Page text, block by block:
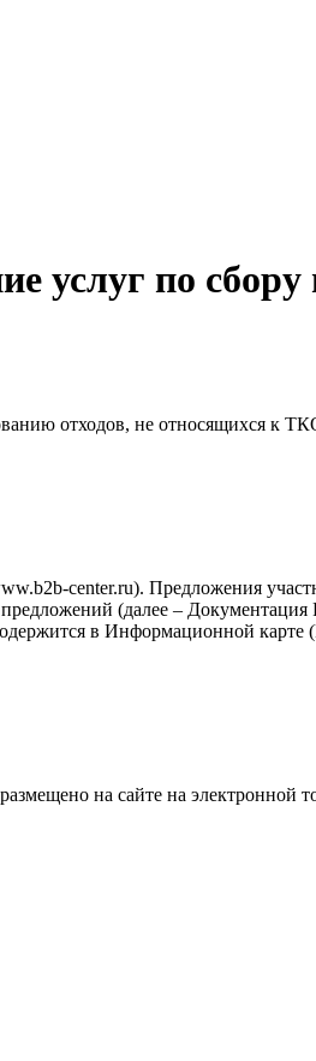
услуг по
отходов, не относящихся к
center.ru). Предложения
(далее – Документация
в Информационной карте
на сайте на электронной